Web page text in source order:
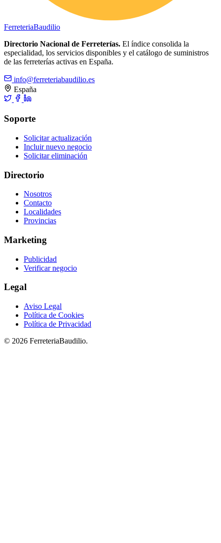
FerreteriaBaudilio
Directorio Nacional de Ferreterías. El índice consolida la
especialidad, los servicios disponibles y el catálogo de suministros
de las ferreterías activas en España.
info@ferreteriabaudilio.es
España
Soporte
Solicitar actualización
Incluir nuevo negocio
Solicitar eliminación
Directorio
Nosotros
Contacto
Localidades
Provincias
Marketing
Publicidad
Verificar negocio
Legal
Aviso Legal
Política de Cookies
Política de Privacidad
© 2026 FerreteriaBaudilio.